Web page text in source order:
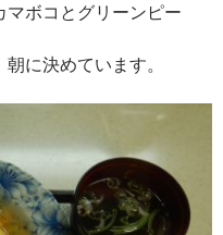
マボコとグリーンピー
に決めています。